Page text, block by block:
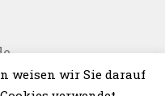
weisen wir Sie darauf